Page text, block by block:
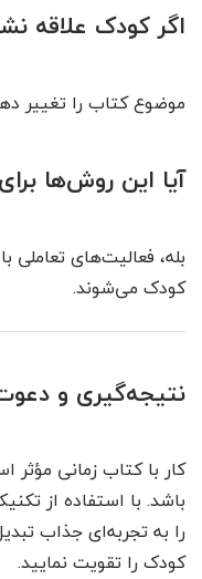
اگر کودک علاقه
موضوع کتاب را تغییر
آیا این روش‌ها
بله، فعالیت‌های
کودک می‌شوند.
نتیجه‌گیری و
کار با کتاب زمانی
باشد. با استفاده از
را به تجربه‌ای جذاب
کودک را تقویت نمایید.